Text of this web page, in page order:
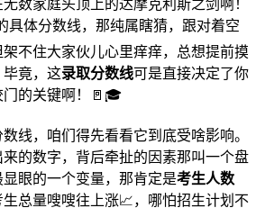
数家庭头顶上的达摩克利斯之剑啊！
具体分数线，那纯属瞎猜，跟对着空
不住大家伙儿心里痒痒，总想提前摸
毕竟，这录取分数线可是直接决定了你
门的关键啊！🚪🎓
线，咱们得先看看它到底受啥影响。
的数字，背后牵扯的因素那叫一个盘
眼的一个变量，那肯定是考生人数
生总量嗖嗖往上涨📈，哪怕招生计划不